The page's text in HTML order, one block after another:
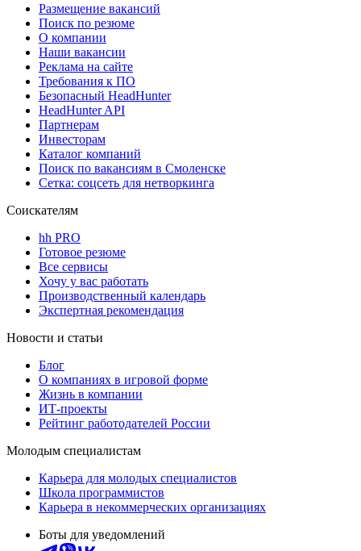
Размещение вакансий
Поиск по резюме
О компании
Наши вакансии
Реклама на сайте
Требования к ПО
Безопасный HeadHunter
HeadHunter API
Партнерам
Инвесторам
Каталог компаний
Поиск по вакансиям в Смоленске
Сетка: соцсеть для нетворкинга
Соискателям
hh PRO
Готовое резюме
Все сервисы
Хочу у вас работать
Производственный календарь
Экспертная рекомендация
Новости и статьи
Блог
О компаниях в игровой форме
Жизнь в компании
ИТ-проекты
Рейтинг работодателей России
Молодым специалистам
Карьера для молодых специалистов
Школа программистов
Карьера в некоммерческих организациях
Боты для уведомлений